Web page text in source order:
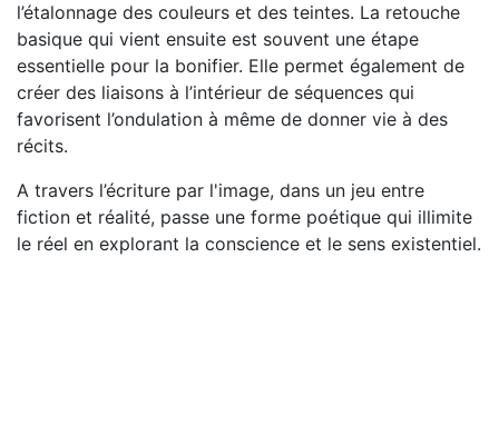
l’étalonnage des couleurs et des teintes. La retouche
basique qui vient ensuite est souvent une étape
essentielle pour la bonifier. Elle permet également de
créer des liaisons à l’intérieur de séquences qui
favorisent l’ondulation à même de donner vie à des
récits.
A travers l’écriture par l'image, dans un jeu entre
fiction et réalité, passe une forme poétique qui illimite
le réel en explorant la conscience et le sens existentiel.